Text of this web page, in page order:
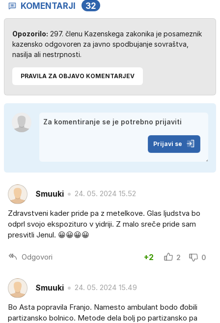
KOMENTARJI 32
Opozorilo: 297. členu Kazenskega zakonika je posameznik
kazensko odgovoren za javno spodbujanje sovraštva,
nasilja ali nestrpnosti.
PRAVILA ZA OBJAVO KOMENTARJEV
Prijavi se
Smuuki 24. 05. 2024 15.52
Zdravstveni kader pride pa z metelkove. Glas ljudstva bo
odprl svojo ekspozituro v yidriji. Z malo sreče pride sam
presvitli Jenul. 😀😀😀😀
Odgovori +2 2 0
Smuuki 24. 05. 2024 15.49
Bo Asta popravila Franjo. Namesto ambulant bodo đobili
partizansko bolnico. Metode dela bolj po partizansko pa